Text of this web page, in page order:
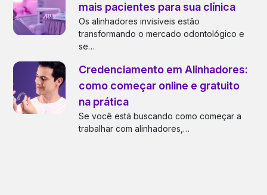
mais pacientes para sua clínica
Os alinhadores invisíveis estão
transformando o mercado odontológico e
se…
Credenciamento em Alinhadores:
como começar online e gratuito
na prática
Se você está buscando como começar a
trabalhar com alinhadores,…